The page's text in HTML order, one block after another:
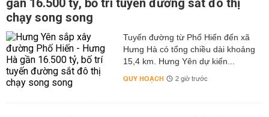
gần 16.500 tỷ, bố trí tuyến đường sắt đô thị
chạy song song
Tuyến đường từ Phố Hiến đến xã
Hưng Hà có tổng chiều dài khoảng
15,4 km. Hưng Yên dự kiến...
QUY HOẠCH 2 giờ trước